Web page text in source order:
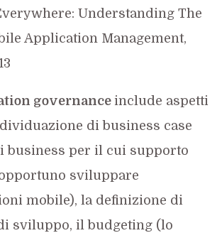
Understanding The
Application Management,
governance include aspetti
di business case
business per il cui supporto
sviluppare
mobile), la definizione di
sviluppo, il budgeting (lo